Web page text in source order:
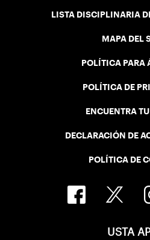
LISTA DISCIPLINARIA
MAPA DEL
POLÍTICA PARA
POLÍTICA DE
ENCUENTRA
DECLARACIÓN DE
POLÍTICA DE
USTA